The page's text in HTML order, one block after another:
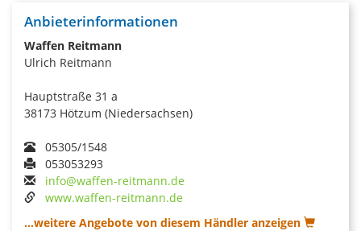
Anbieterinformationen
Waffen Reitmann
Ulrich Reitmann
Hauptstraße 31 a
38173 Hötzum (Niedersachsen)
05305/1548
053053293
info@waffen-reitmann.de
www.waffen-reitmann.de
...weitere Angebote von diesem Händler anzeigen